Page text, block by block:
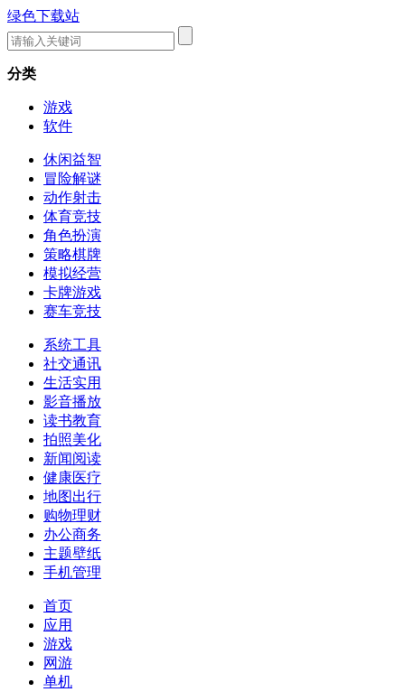
绿色下载站
分类
游戏
软件
休闲益智
冒险解谜
动作射击
体育竞技
角色扮演
策略棋牌
模拟经营
卡牌游戏
赛车竞技
系统工具
社交通讯
生活实用
影音播放
读书教育
拍照美化
新闻阅读
健康医疗
地图出行
购物理财
办公商务
主题壁纸
手机管理
首页
应用
游戏
网游
单机